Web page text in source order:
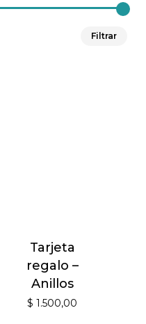
Filtrar
Tarjeta
regalo –
Anillos
$ 1.500,00